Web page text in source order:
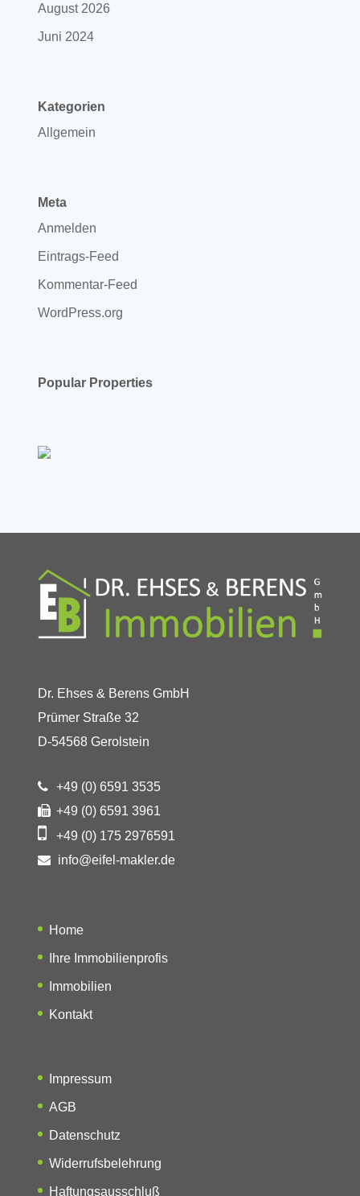
August 2026
Juni 2024
Kategorien
Allgemein
Meta
Anmelden
Eintrags-Feed
Kommentar-Feed
WordPress.org
Popular Properties
Dr. Ehses & Berens GmbH
Prümer Straße 32
D-54568 Gerolstein
+49 (0) 6591 3535
+49 (0) 6591 3961
+49 (0) 175 2976591
info@eifel-makler.de
Home
Ihre Immobilienprofis
Immobilien
Kontakt
Impressum
AGB
Datenschutz
Widerrufsbelehrung
Haftungsausschluß